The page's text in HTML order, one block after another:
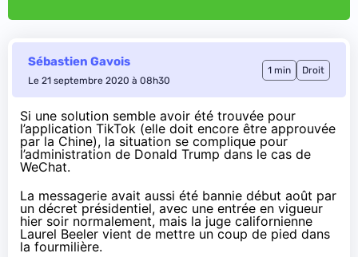
Sébastien Gavois
Le 21 septembre 2020 à 08h30
1 min Droit
Si une solution semble avoir été trouvée pour
l’application TikTok (elle doit encore être approuvée
par la Chine), la situation se complique pour
l’administration de Donald Trump dans le cas de
WeChat.
La messagerie avait aussi été bannie début août par
un décret présidentiel, avec une entrée en vigueur
hier soir normalement, mais la juge californienne
Laurel Beeler vient de mettre un coup de pied dans
la fourmilière.